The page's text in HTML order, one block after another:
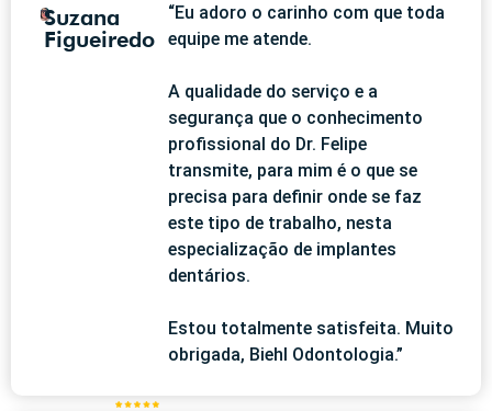
Suzana
Figueiredo
“Eu adoro o carinho com que toda
equipe me atende.
A qualidade do serviço e a
segurança que o conhecimento
profissional do Dr. Felipe
transmite, para mim é o que se
precisa para definir onde se faz
este tipo de trabalho, nesta
especialização de implantes
dentários.
Estou totalmente satisfeita. Muito
obrigada, Biehl Odontologia.”